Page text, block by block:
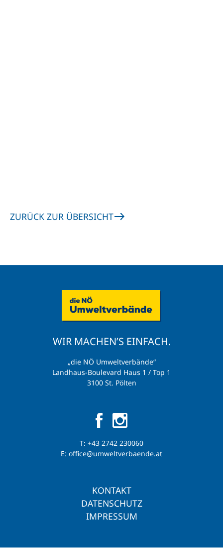
ZURÜCK ZUR ÜBERSICHT
WIR MACHEN’S EINFACH.
„die NÖ Umweltverbände“
Landhaus-Boulevard Haus 1 / Top 1
3100 St. Pölten
T: +43 2742 230060
E: office@umweltverbaende.at
KONTAKT
DATENSCHUTZ
IMPRESSUM